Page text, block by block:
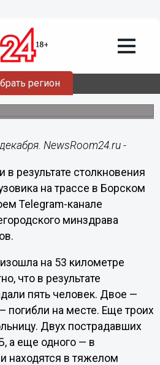
регион
в массовом ДТП
Бору
NewsRoom24.ru -
в результате столкновения
на трассе в Борском
Telegram-канале
минздрава
на 53 километре
что в результате
пять человек. Двое —
на месте. Еще троих
Двух пострадавших
а еще одного — в
находятся в тяжелом